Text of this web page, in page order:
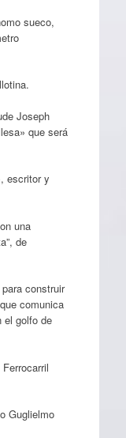
sueco,
Joseph
que será
escritor y
una
de
construir
comunica
el golfo de
Guglielmo